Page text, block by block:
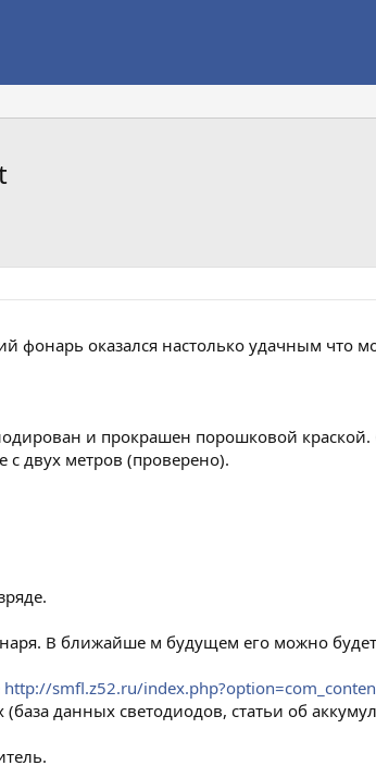
оказался настолько удачным что
и прокрашен порошковой краской.
двух метров (проверено).
В ближайше м будущем его можно
http://smfl.z52.ru/
данных светодиодов, статьи об